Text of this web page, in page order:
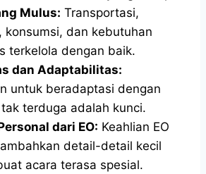
Mulus: Transportasi,
konsumsi, dan kebutuhan
terkelola dengan baik.
dan Adaptabilitas:
untuk beradaptasi dengan
terduga adalah kunci.
dari EO: Keahlian EO
detail-detail kecil
acara terasa spesial.